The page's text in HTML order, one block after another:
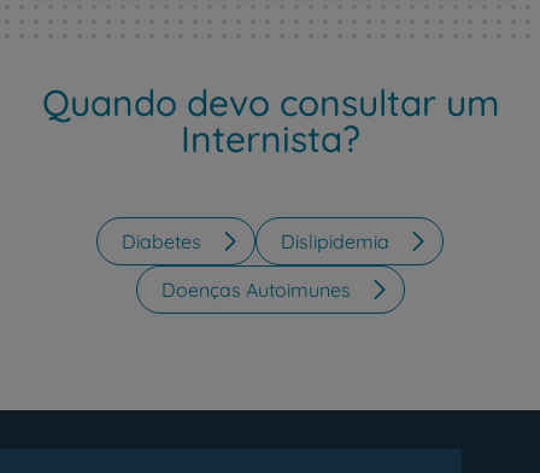
Quando devo consultar um
Internista?
Diabetes
Dislipidemia
Doenças Autoimunes